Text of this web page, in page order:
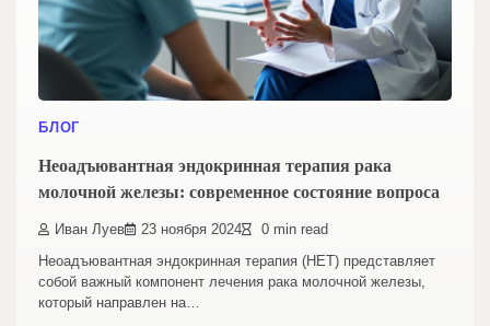
БЛОГ
Неоадъювантная эндокринная терапия рака
молочной железы: современное состояние вопроса
Иван Луев 23 ноября 2024 0 min read
Неоадъювантная эндокринная терапия (НЕТ) представляет
собой важный компонент лечения рака молочной железы,
который направлен на…